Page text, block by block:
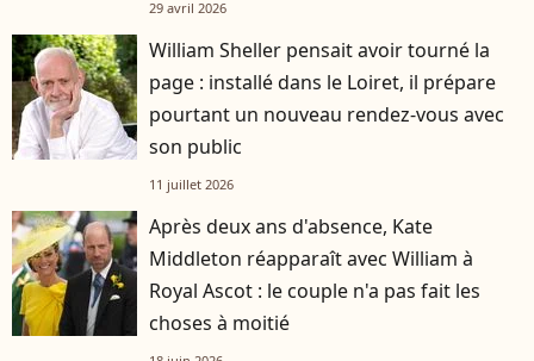
29 avril 2026
William Sheller pensait avoir tourné la
page : installé dans le Loiret, il prépare
pourtant un nouveau rendez-vous avec
son public
11 juillet 2026
Après deux ans d'absence, Kate
Middleton réapparaît avec William à
Royal Ascot : le couple n'a pas fait les
choses à moitié